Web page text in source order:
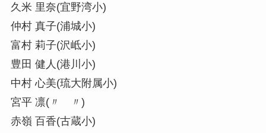
久米 里奈(宜野湾小)
仲村 真子(浦城小)
富村 莉子(沢岻小)
豊田 健人(港川小)
中村 心美(琉大附属小)
宮平 凛(〃 〃)
赤嶺 百香(古蔵小)